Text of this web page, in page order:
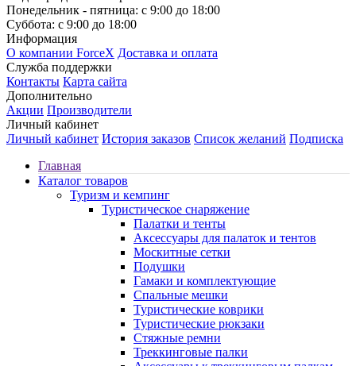
Понедельник - пятница: с 9:00 до 18:00
Суббота: с 9:00 до 18:00
Информация
О компании ForceX Доставка и оплата
Служба поддержки
Контакты Карта сайта
Дополнительно
Акции Производители
Личный кабинет
Личный кабинет История заказов Список желаний Подписка
Главная
Каталог товаров
Туризм и кемпинг
Туристическое снаряжение
Палатки и тенты
Аксессуары для палаток и тентов
Москитные сетки
Подушки
Гамаки и комплектующие
Спальные мешки
Туристические коврики
Туристические рюкзаки
Стяжные ремни
Треккинговые палки